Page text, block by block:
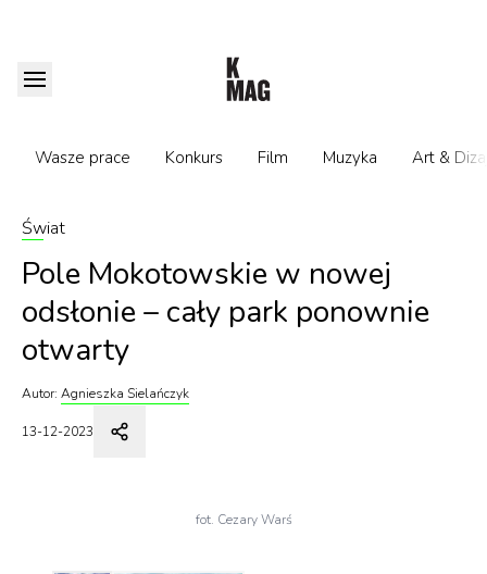
Wasze prace Konkurs Film Muzyka Art &
Świat
Pole Mokotowskie w nowej
odsłonie – cały park ponownie
otwarty
Autor: Agnieszka Sielańczyk
13-12-2023
fot. Cezary Warś